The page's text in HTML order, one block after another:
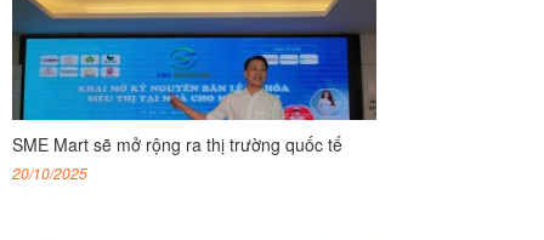
SME Mart sẽ mở rộng ra thị trường quốc tế
20/10/2025